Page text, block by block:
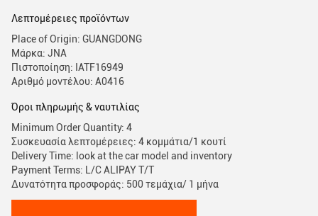
Λεπτομέρειες προϊόντων
Place of Origin: GUANGDONG
Μάρκα: JNA
Πιστοποίηση: IATF16949
Αριθμό μοντέλου: Α0416
Όροι πληρωμής & ναυτιλίας
Minimum Order Quantity: 4
Συσκευασία λεπτομέρειες: 4 κομμάτια/1 κουτί
Delivery Time: look at the car model and inventory
Payment Terms: L/C ALIPAY T/T
Δυνατότητα προσφοράς: 500 τεμάχια/ 1 μήνα